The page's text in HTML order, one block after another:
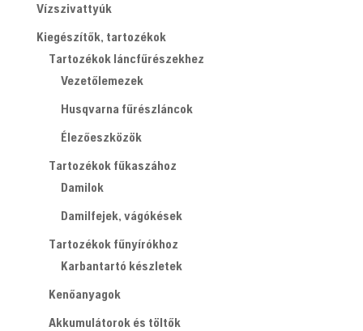
Vízszivattyúk
Kiegészítők, tartozékok
Tartozékok láncfűrészekhez
Vezetőlemezek
Husqvarna fűrészláncok
Élezőeszközök
Tartozékok fűkaszához
Damilok
Damilfejek, vágókések
Tartozékok fűnyírókhoz
Karbantartó készletek
Kenőanyagok
Akkumulátorok és töltők